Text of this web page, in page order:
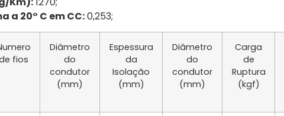
a 20° C em CC:0,253;
fios
Diâmetro
do
condutor
(mm)
Espessura
da
Isolação
(mm)
Diâmetro
do
condutor
(mm)
Carga
de
Ruptura
(kgf)